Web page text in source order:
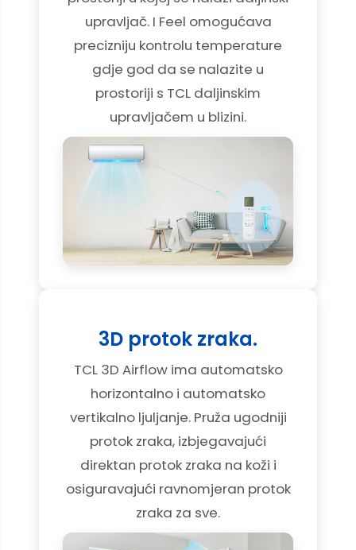
upravljač. I Feel omogućava
precizniju kontrolu temperature
gdje god da se nalazite u
prostoriji s TCL daljinskim
upravljačem u blizini.
3D protok zraka.
TCL 3D Airflow ima automatsko
horizontalno i automatsko
vertikalno ljuljanje. Pruža ugodniji
protok zraka, izbjegavajući
direktan protok zraka na koži i
osiguravajući ravnomjeran protok
zraka za sve.